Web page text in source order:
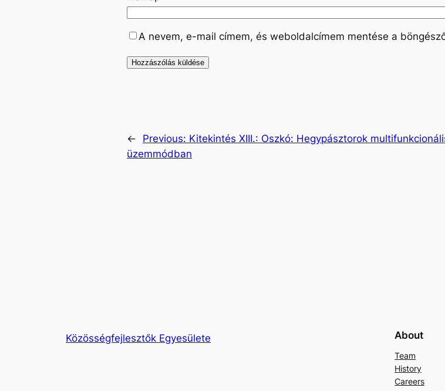
A nevem, e-mail címem, és weboldalcímem mentése a
← Previous: Kitekintés XIII.: Oszkó: Hegypásztorok
üzemmódban
Közösségfejlesztők Egyesülete About
Team
History
Careers